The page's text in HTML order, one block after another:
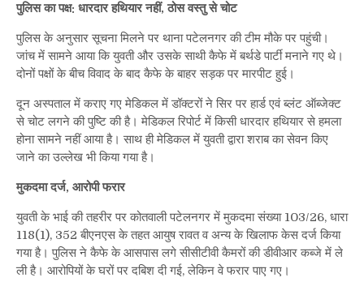
पुलिस का पक्ष: धारदार हथियार नहीं, ठोस वस्तु से चोट
पुलिस के अनुसार सूचना मिलने पर थाना पटेलनगर की टीम मौके पर पहुंची।
जांच में सामने आया कि युवती और उसके साथी कैफे में बर्थडे पार्टी मनाने गए थे।
दोनों पक्षों के बीच विवाद के बाद कैफे के बाहर सड़क पर मारपीट हुई।
दून अस्पताल में कराए गए मेडिकल में डॉक्टरों ने सिर पर हार्ड एवं ब्लंट ऑब्जेक्ट
से चोट लगने की पुष्टि की है। मेडिकल रिपोर्ट में किसी धारदार हथियार से हमला
होना सामने नहीं आया है। साथ ही मेडिकल में युवती द्वारा शराब का सेवन किए
जाने का उल्लेख भी किया गया है।
मुकदमा दर्ज, आरोपी फरार
युवती के भाई की तहरीर पर कोतवाली पटेलनगर में मुकदमा संख्या 103/26, धारा
118(1), 352 बीएनएस के तहत आयुष रावत व अन्य के खिलाफ केस दर्ज किया
गया है। पुलिस ने कैफे के आसपास लगे सीसीटीवी कैमरों की डीवीआर कब्जे में ले
ली है। आरोपियों के घरों पर दबिश दी गई, लेकिन वे फरार पाए गए।